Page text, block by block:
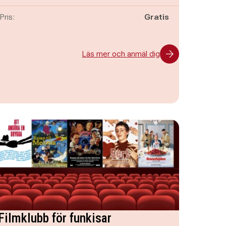
Pris: Gratis
Läs mer och anmäl dig
för funkisar